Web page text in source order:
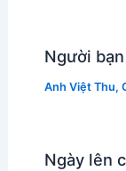
Người
Anh Việt Thu,
Ngày lên